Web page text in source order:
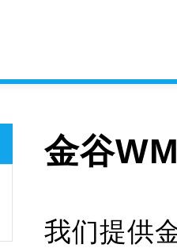
金谷
我们提供